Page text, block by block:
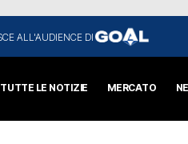
ALL'AUDIENCE DI
TUTTE LE NOTIZIE MERCATO